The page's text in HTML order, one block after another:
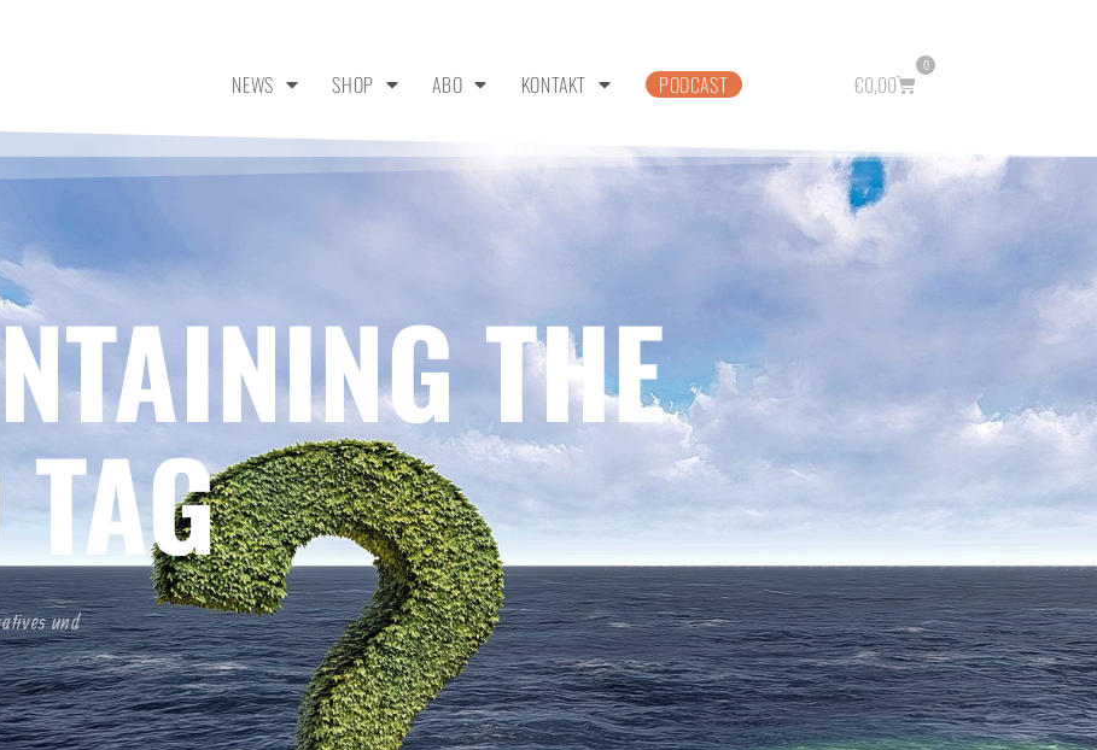
NEWS SHOP ABO KONTAKT PODCAST €0,00
0
THE
und